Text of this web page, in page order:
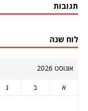
תגובות
לוח שנה
אוגוסט 2026
א ב ג